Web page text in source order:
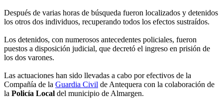
Después de varias horas de búsqueda fueron localizados y detenidos
los otros dos individuos, recuperando todos los efectos sustraídos.
Los detenidos, con numerosos antecedentes policiales, fueron
puestos a disposición judicial, que decretó el ingreso en prisión de
los dos varones.
Las actuaciones han sido llevadas a cabo por efectivos de la
Compañía de la Guardia Civil de Antequera con la colaboración de
la Policía Local del municipio de Almargen.